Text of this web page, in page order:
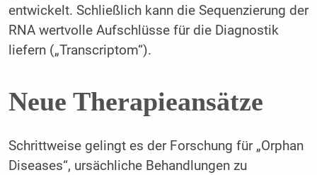
entwickelt. Schließlich kann die Sequenzierung der
RNA wertvolle Aufschlüsse für die Diagnostik
liefern („Transcriptom“).
Neue Therapieansätze
Schrittweise gelingt es der Forschung für „Orphan
Diseases“, ursächliche Behandlungen zu